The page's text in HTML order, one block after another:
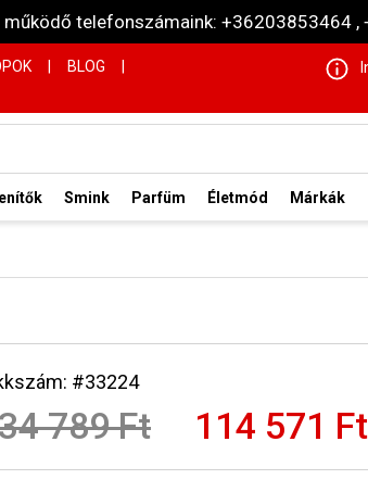
telefonszámaink: +36203853464
BLOG
Smink Parfüm Életmód Márkák
#33224
789 Ft 114 571 Ft